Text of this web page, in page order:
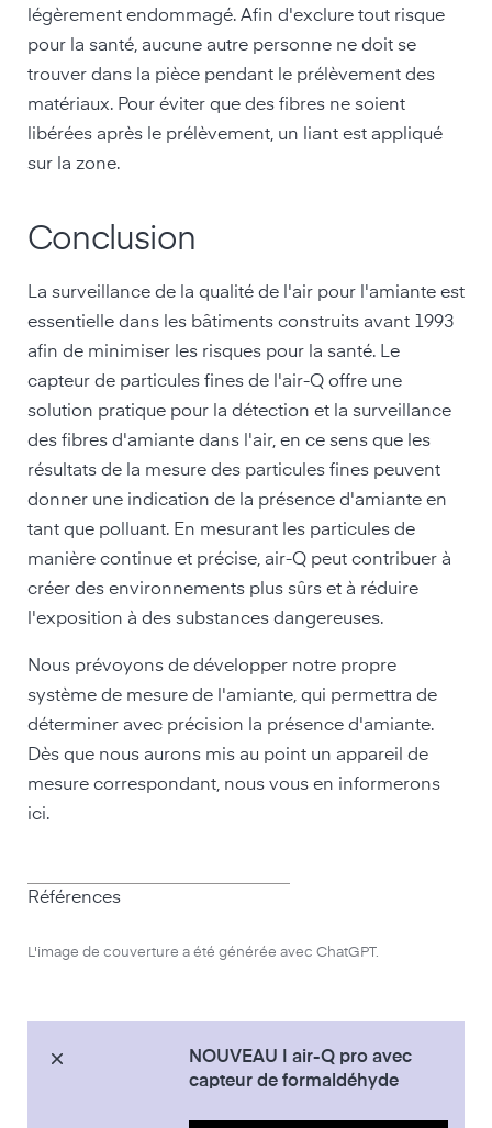
légèrement endommagé. Afin d'exclure tout risque
pour la santé, aucune autre personne ne doit se
trouver dans la pièce pendant le prélèvement des
matériaux. Pour éviter que des fibres ne soient
libérées après le prélèvement, un liant est appliqué
sur la zone.
Conclusion
La surveillance de la qualité de l'air pour l'amiante est
essentielle dans les bâtiments construits avant 1993
afin de minimiser les risques pour la santé. Le
capteur de particules fines de l'air-Q offre une
solution pratique pour la détection et la surveillance
des fibres d'amiante dans l'air, en ce sens que les
résultats de la mesure des particules fines peuvent
donner une indication de la présence d'amiante en
tant que polluant. En mesurant les particules de
manière continue et précise, air-Q peut contribuer à
créer des environnements plus sûrs et à réduire
l'exposition à des substances dangereuses.
Nous prévoyons de développer notre propre
système de mesure de l'amiante, qui permettra de
déterminer avec précision la présence d'amiante.
Dès que nous aurons mis au point un appareil de
mesure correspondant, nous vous en informerons
ici.
Références
L'image de couverture a été générée avec ChatGPT.
NOUVEAU | air-Q pro avec
capteur de formaldéhyde